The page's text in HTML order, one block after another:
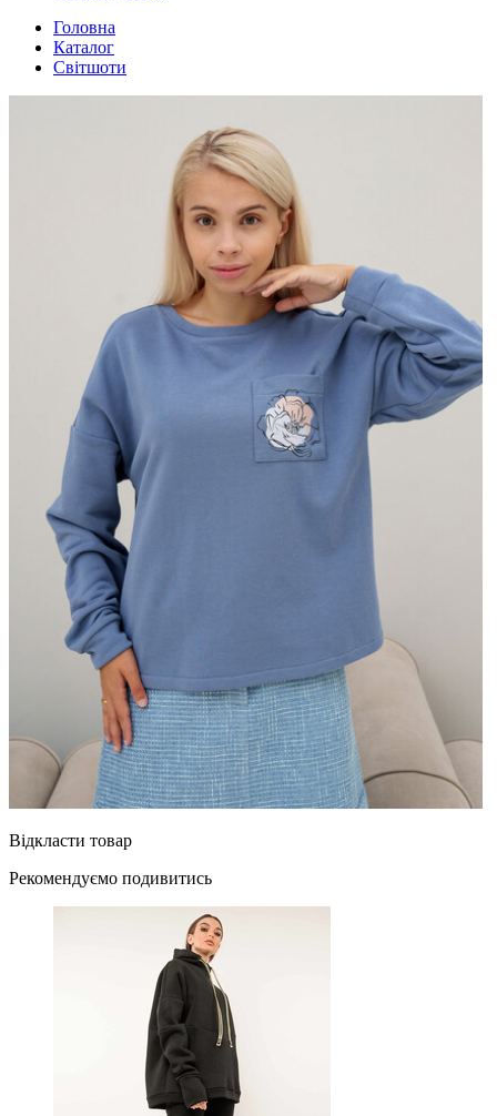
Головна
Каталог
Світшоти
Відкласти товар
Рекомендуємо подивитись